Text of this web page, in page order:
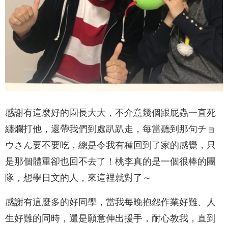
感謝有這麼好的園長大大，不介意幾個跟屁蟲一直死
纏爛打他，還帶我們到處趴趴走，每當聽到那句チョ
ウさん要不要吃，總是令我有種回到了家的感覺，只
是那個體重卻也回不去了！桃李真的是一個很棒的團
隊，想學日文的人，來這裡就對了～
感謝有這麼多的好同學，當我每晚抱怨作業好難、人
生好難的同時，還是願意伸出援手，耐心教我，直到